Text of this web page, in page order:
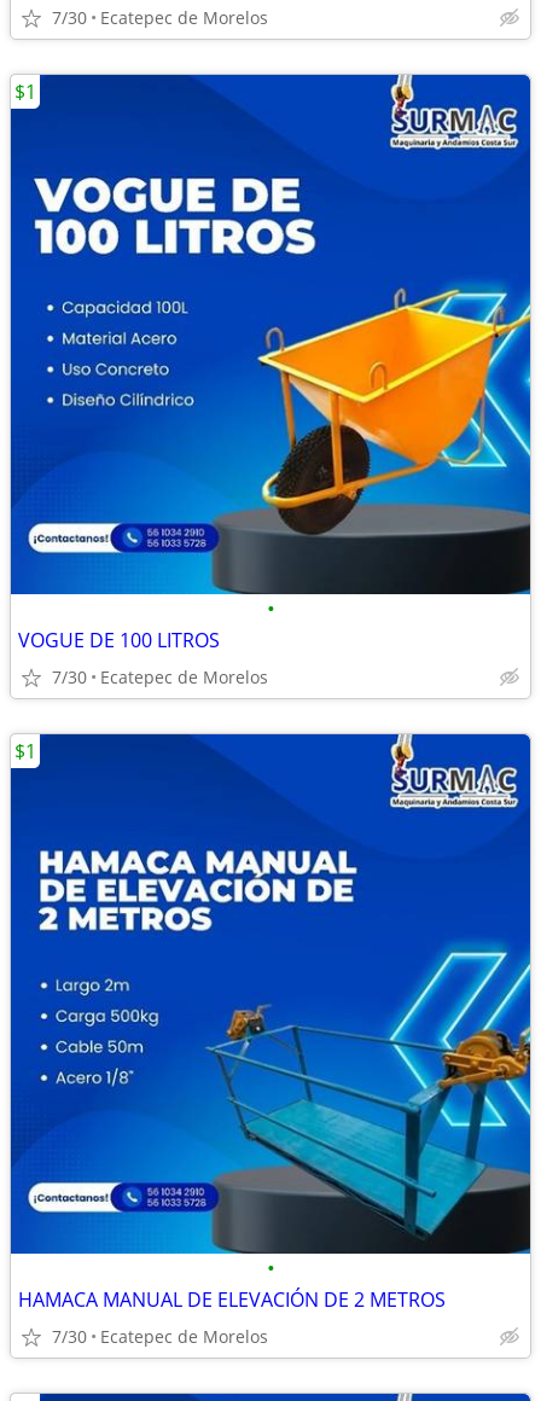
7/30 Ecatepec de Morelos
•
VOGUE DE 100 LITROS
7/30 Ecatepec de Morelos
$1
•
HAMACA MANUAL DE ELEVACIÓN DE 2 METROS
7/30 Ecatepec de Morelos
$1